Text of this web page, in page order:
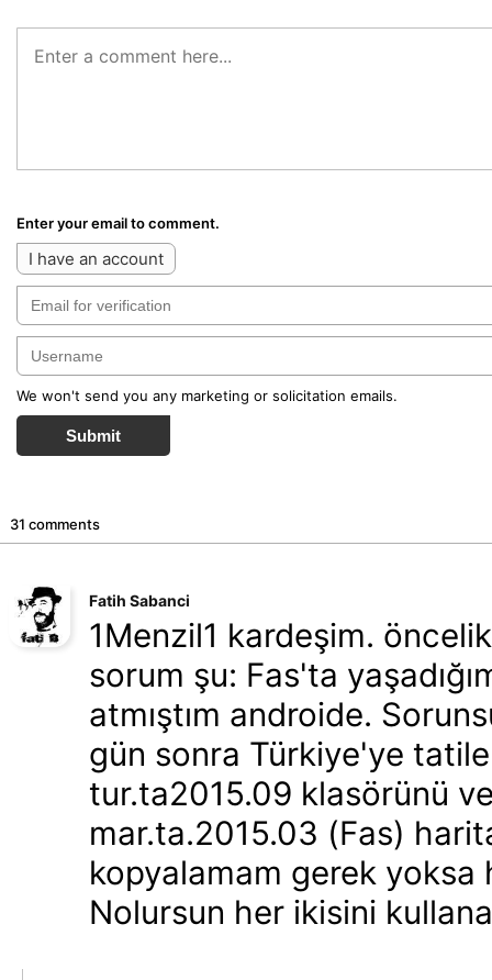
Enter your email to comment.
I have an account
We won't send you any marketing or solicitation emails.
Submit
31 comments
Fatih Sabanci
1Menzil1 kardeşim.
sorum şu: Fas'ta
atmıştım androide.
gün sonra Türkiye'ye
tur.ta2015.09 klasörünü
mar.ta.2015.03 (Fas)
kopyalamam gerek yoksa
Nolursun her ikisini